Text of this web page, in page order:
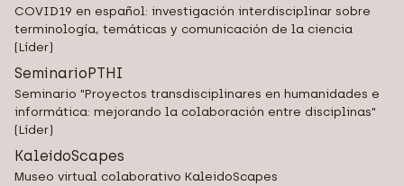
COVID19 en español: investigación interdisciplinar sobre
terminología, temáticas y comunicación de la ciencia
(Líder)
SeminarioPTHI
Seminario "Proyectos transdisciplinares en humanidades e
informática: mejorando la colaboración entre disciplinas"
(Líder)
KaleidoScapes
Museo virtual colaborativo KaleidoScapes